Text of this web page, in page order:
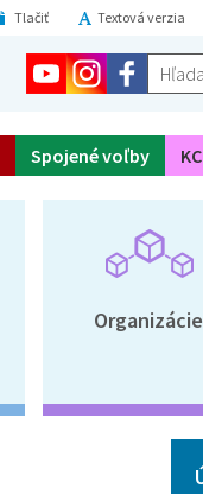
Textová verzia
Tlačiť
Spojené voľby
Organizácie